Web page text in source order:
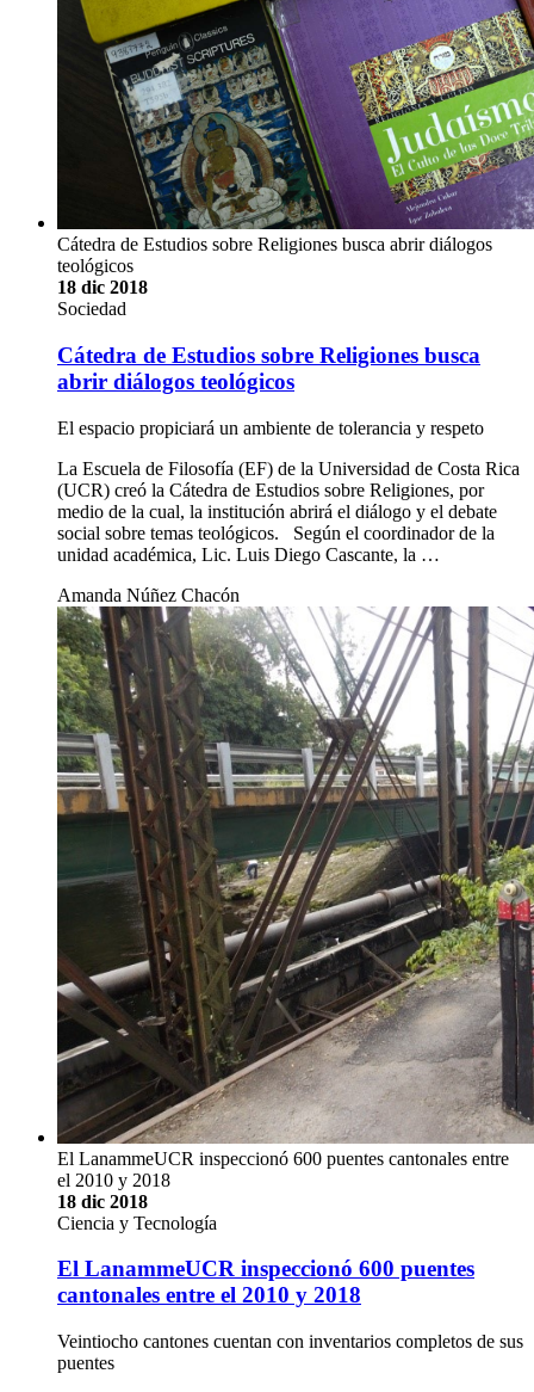
Cátedra de Estudios sobre Religiones busca abrir diálogos
teológicos
18 dic 2018
Sociedad
Cátedra de Estudios sobre Religiones busca
abrir diálogos teológicos
El espacio propiciará un ambiente de tolerancia y respeto
La Escuela de Filosofía (EF) de la Universidad de Costa Rica
(UCR) creó la Cátedra de Estudios sobre Religiones, por
medio de la cual, la institución abrirá el diálogo y el debate
social sobre temas teológicos. Según el coordinador de la
unidad académica, Lic. Luis Diego Cascante, la …
Amanda Núñez Chacón
El LanammeUCR inspeccionó 600 puentes cantonales entre
el 2010 y 2018
18 dic 2018
Ciencia y Tecnología
El LanammeUCR inspeccionó 600 puentes
cantonales entre el 2010 y 2018
Veintiocho cantones cuentan con inventarios completos de sus
puentes